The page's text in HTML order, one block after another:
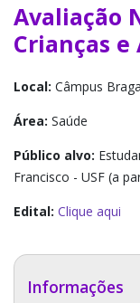
Avaliação
Crianças e
Local: Câmpus
Área: Saúde
Público alvo:
Francisco - USF (a
Edital: Clique aqui
Informações